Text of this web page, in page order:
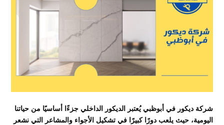
شركة ديكور في أبوظبي يُعتبر الديكور الداخلي جزءًا أساسيًا من حياتنا
اليومية، حيث يلعب دورًا كبيرًا في تشكيل الأجواء والمشاعر التي نشعر